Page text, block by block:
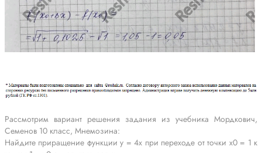
Рассмотрим вариант решения задания из учебника Мордкович,
Семенов 10 класс, Мнемозина:
Найдите приращение функции у = 4х при переходе от точки х0 = 1 к